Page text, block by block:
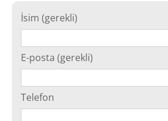
İsim (gerekli)
E-posta (gerekli)
Telefon